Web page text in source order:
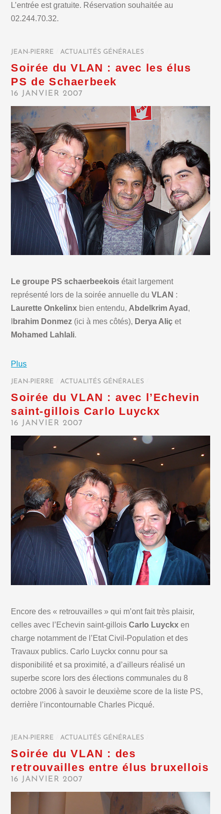
L’entrée est gratuite. Réservation souhaitée au
02.244.70.32.
JEAN-PIERRE ACTUALITÉS GÉNÉRALES
Soirée du VLAN : avec les élus
PS de Schaerbeek
16 JANVIER 2007
Le groupe PS schaerbeekoisétait largement
représenté lors de la soirée annuelle duVLAN :
Laurette Onkelinx bien entendu, Abdelkrim Ayad ,
brahim Donmez (ici à mes côtés), Derya Aliç et
Mohamed Lahlali.
Plus
JEAN-PIERRE ACTUALITÉS GÉNÉRALES
Soirée du VLAN : avec l’Echevin
saint-gillois Carlo Luyckx
16 JANVIER 2007
Encore des « retrouvailles » qui m’ont fait très plaisir,
celles avec l’Echevin saint-gilloisCarlo Luyckx en
charge notamment de l’Etat Civil-Population et des
Travaux publics. Carlo Luyckx connu pour sa
disponibilité et sa proximité, a d’ailleurs réalisé un
superbe score lors des élections communales du 8
octobre 2006 à savoir le deuxième score de la liste PS,
derrière l’incontournable Charles Picqué.
JEAN-PIERRE ACTUALITÉS GÉNÉRALES
Soirée du VLAN : des
retrouvailles entre élus bruxellois
16 JANVIER 2007